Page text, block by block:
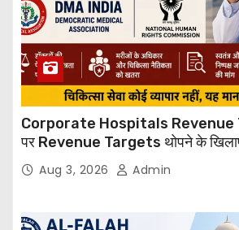
Corporate Hospitals Revenue
पर Revenue Targets थोपने के
बड़ा कदम, NHRC से Suo Motu जांच की
Aug 3, 2026 Admin